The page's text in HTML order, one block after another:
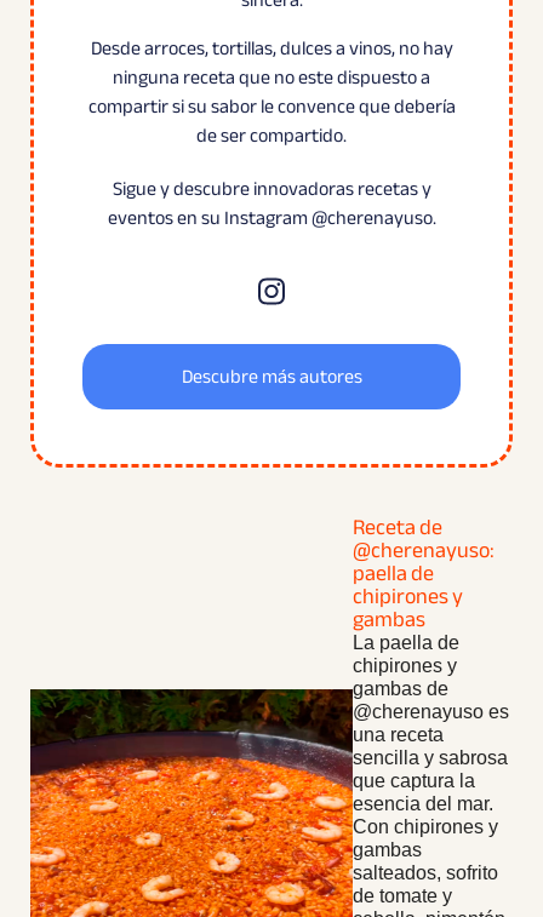
Desde arroces, tortillas, dulces a vinos, no hay
ninguna receta que no este dispuesto a
compartir si su sabor le convence que debería
de ser compartido.
Sigue y descubre innovadoras recetas y
eventos en su Instagram @cherenayuso.
Descubre más autores
Receta de
@cherenayuso:
paella de
chipirones y
gambas
La paella de
chipirones y
gambas de
@cherenayuso es
una receta
sencilla y sabrosa
que captura la
esencia del mar.
Con chipirones y
gambas
salteados, sofrito
de tomate y